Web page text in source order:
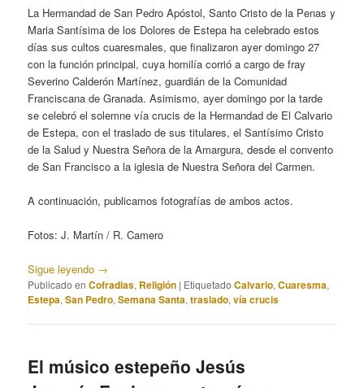
La Hermandad de San Pedro Apóstol, Santo Cristo de la Penas y
Maria Santísima de los Dolores de Estepa ha celebrado estos
días sus cultos cuaresmales, que finalizaron ayer domingo 27
con la función principal, cuya homilía corrió a cargo de fray
Severino Calderón Martínez, guardián de la Comunidad
Franciscana de Granada. Asimismo, ayer domingo por la tarde
se celebró el solemne vía crucis de la Hermandad de El Calvario
de Estepa, con el traslado de sus titulares, el Santísimo Cristo
de la Salud y Nuestra Señora de la Amargura, desde el convento
de San Francisco a la iglesia de Nuestra Señora del Carmen.
A continuación, publicamos fotografías de ambos actos.
Fotos: J. Martín / R. Camero
Sigue leyendo →
Publicado en Cofradias, Religión | Etiquetado Calvario,Cuaresma,
Estepa,San Pedro,Semana Santa,traslado,vía crucis
El músico estepeño Jesús